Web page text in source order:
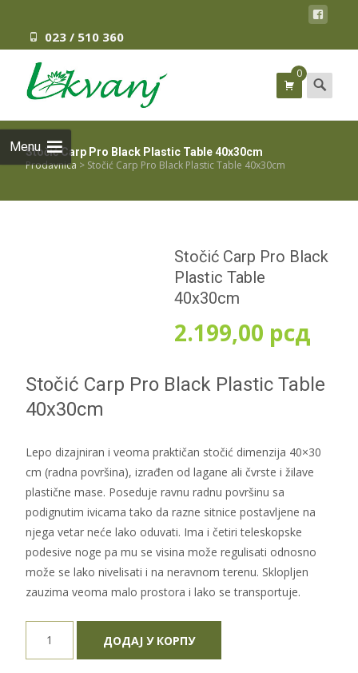
023 / 510 360
Menu
0 Search
for:
Stočić Carp Pro Black Plastic Table 40x30cm
Prodavnica > Stočić Carp Pro Black Plastic Table 40x30cm
Stočić Carp Pro Black
Plastic Table
40x30cm
2.199,00 рсд
Stočić Carp Pro Black Plastic Table
40x30cm
Lepo dizajniran i veoma praktičan stočić dimenzija 40×30
cm (radna površina), izrađen od lagane ali čvrste i žilave
plastične mase. Poseduje ravnu radnu površinu sa
podignutim ivicama tako da razne sitnice postavljene na
njega vetar neće lako oduvati. Ima i četiri teleskopske
podesive noge pa mu se visina može regulisati odnosno
može se lako nivelisati i na neravnom terenu. Sklopljen
zauzima veoma malo prostora i lako se transportuje.
ДОДАЈ У КОРПУ